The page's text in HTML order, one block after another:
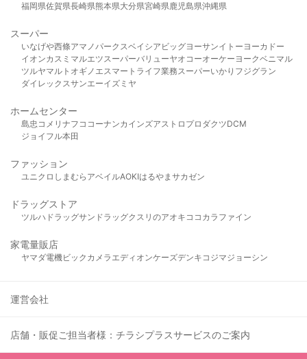
福岡県佐賀県長崎県熊本県大分県宮崎県鹿児島県沖縄県
スーパー
いなげや西條アマノパークスベイシア ビッグヨーサンイトーヨーカドー
イオンカスミ マルエツスーパーバリューヤオコーオーケー ヨークベニマル
ツルヤマルト オギノ エスマート ライフ業務スーパーいかり フジグラン
ダイレックスサンエーイズミヤ
ホームセンター
島忠 コメリ ナフコ コーナンカインズアストロプロダクツDCM
ジョイフル本田
ファッション
ユニクロ しまむら アベイルAOKIはるやま サカゼン
ドラッグストア
ツルハドラッグサンドラッグクスリのアオキ ココカラファイン
家電量販店
ヤマダ電機ビックカメラ エディオンケーズデンキ コジマジョーシン
運営会社
店舗・販促ご担当者様：チラシプラスサービスのご案内